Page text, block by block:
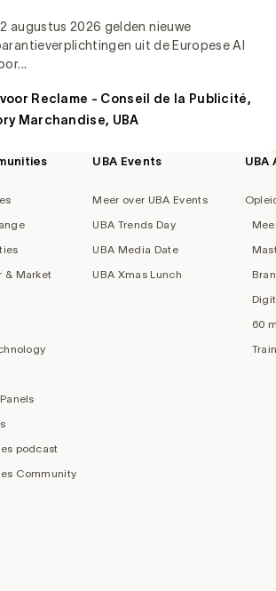
augustus 2026 gelden nieuwe
uit de Europese AI
Reclame - Conseil de la Publicité,
Marchandise, UBA
& Market
podcast
Community
UBA Events
Meer over UBA Events
UBA Trends Day
UBA Media Date
UBA Xmas Lunch
UBA
60